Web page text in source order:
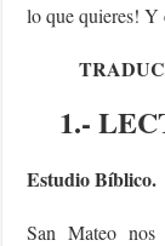
lo que quieres! Y
1.-
Estudio Bíblico.
San Mateo nos